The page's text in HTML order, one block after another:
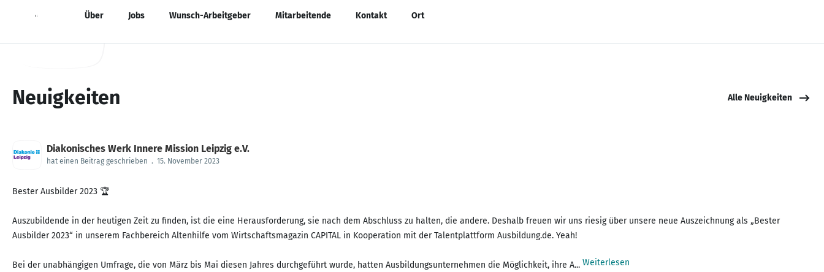
Neuigkeiten Über Jobs Wunsch-Arbeitgeber Mitarbeitende Kontakt Ort
Neuigkeiten Alle Neuigkeiten
Diakonisches Werk Innere Mission Leipzig e.V.
hat einen Beitrag geschrieben . 15. November 2023
Bester Ausbilder 2023 🏆
Auszubildende in der heutigen Zeit zu finden, ist die eine Herausforderung, sie nach dem Abschluss zu halten, die andere. Deshalb freuen wir uns riesig über unsere neue Auszeichnung als „Bester
Ausbilder 2023“ in unserem Fachbereich Altenhilfe vom Wirtschaftsmagazin CAPITAL in Kooperation mit der Talentplattform Ausbildung.de. Yeah!
Bei der unabhängigen Umfrage, die von März bis Mai diesen Jahres durchgeführt wurde, hatten Ausbildungsunternehmen die Möglichkeit, ihre A... Weiterlesen